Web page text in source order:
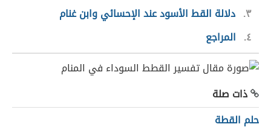
٣ دلالة القط الأسود عند الإحسائي وابن غنام
٤
المراجع
ذات صلة
حلم القطة